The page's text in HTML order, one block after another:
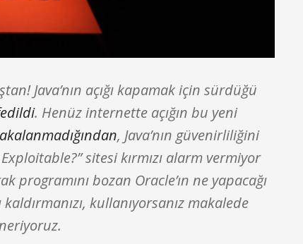
Java’nın açığı kapamak için sürdüğü
. Henüz internette açığın bu yeni
, Java’nın güvenirliliğini
sitesi kırmızı alarm vermiyor
programını bozan Oracle’ın ne yapacağı
kullanıyorsanız makalede